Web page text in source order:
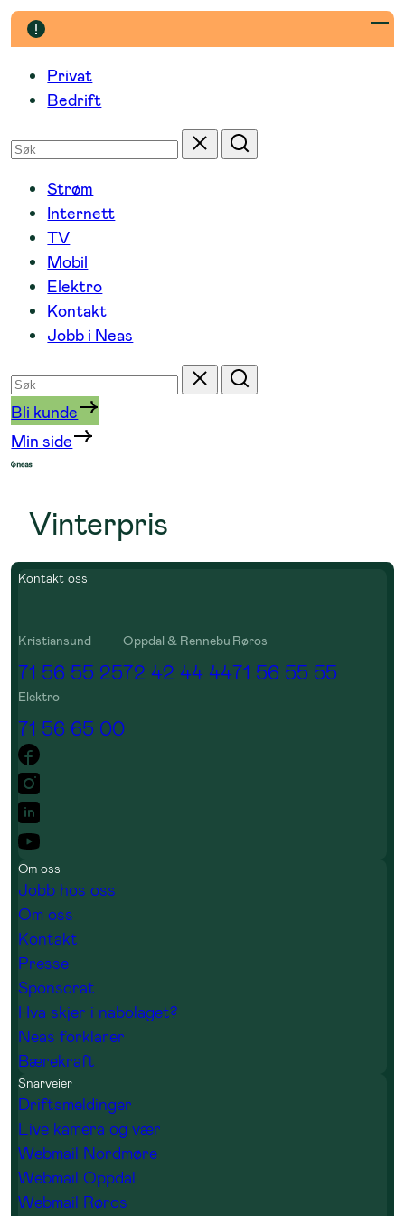
Hopp
til
innholdPrivat
Bedrift
Søk
etter
Tilbakestill
Søk
Strøm
Internett
TV
Mobil
Elektro
Kontakt
Jobb i Neas
Søk
etter
Tilbakestill
Søk
Bli kunde
Min side
Vinterpris
Kontakt oss
Kristiansund
71 56 55 25
Oppdal & Rennebu
72 42 44 44
Røros
71 56 55 55
Elektro
71 56 65 00
Om oss
Jobb hos oss
Om oss
Kontakt
Presse
Sponsorat
Hva skjer i nabolaget?
Neas forklarer
Bærekraft
Snarveier
Driftsmeldinger
Live kamera og vær
Webmail Nordmøre
Webmail Oppdal
Webmail Røros